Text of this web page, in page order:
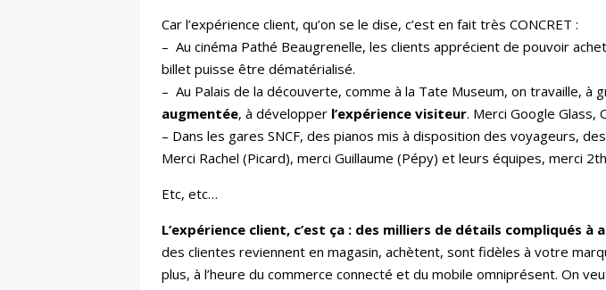
Car l’expérience client, qu’on se le dise, c’est en fait très CONCRET :
– Au cinéma Pathé Beaugrenelle, les clients apprécient de pouvoir
billet puisse être dématérialisé.
– Au Palais de la découverte, comme à la Tate Museum, on travaille,
augmentée, à développer l’expérience visiteur. Merci Google Glass,
– Dans les gares SNCF, des pianos mis à disposition des voyageurs,
Merci Rachel (Picard), merci Guillaume (Pépy) et leurs équipes, merci
Etc, etc…
L’expérience client, c’est ça : des milliers de détails compliqués
des clientes reviennent en magasin, achètent, sont fidèles à votre
plus, à l’heure du commerce connecté et du mobile omniprésent. On